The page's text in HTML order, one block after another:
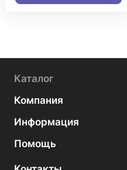
Каталог
Компания
Информация
Помощь